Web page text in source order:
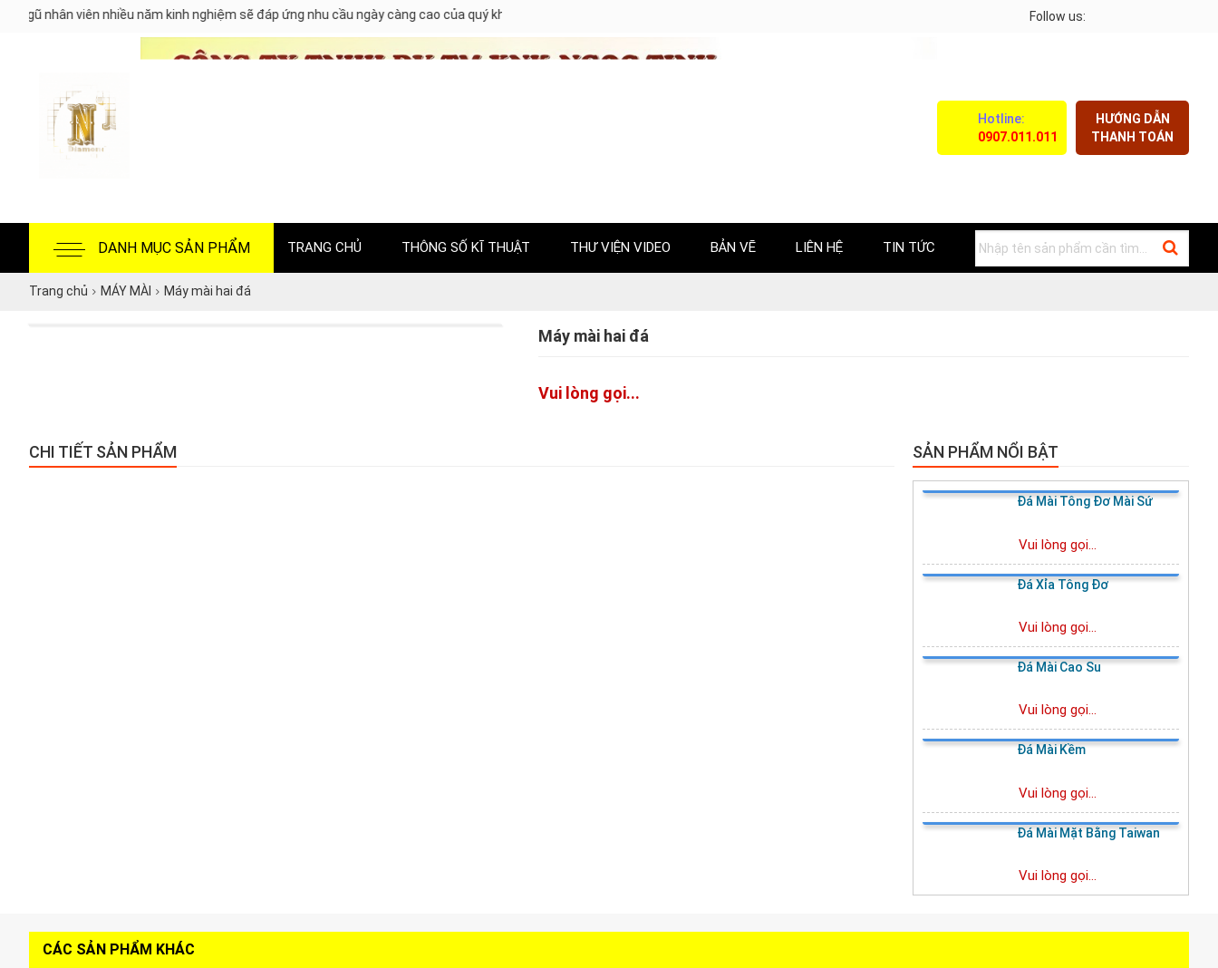
nhân viên nhiều năm kinh nghiệm sẽ đáp ứng nhu cầu ngày càng cao của quý khách. Phương châm của chúng tôi là: AN TOÀN - NHANH CHÓNG - THUẬN TIỆN - GIÁ CẢ CẠNH TRANHFollow us:
Hotline:
0907.011.011
HƯỚNG DẪN
THANH TOÁN
DANH MỤC SẢN PHẨM TRANG CHỦ THÔNG SỐ KĨ THUẬT THƯ VIỆN VIDEO BẢN VẼ LIÊN HỆ TIN TỨC
Trang chủ MÁY MÀI Máy mài hai đá
Máy mài hai đá
Vui lòng gọi...
CHI TIẾT SẢN PHẨM SẢN PHẨM NỔI BẬT
Đá Mài Tông Đơ Mài Sứ
Vui lòng gọi...
Đá Xỉa Tông Đơ
Vui lòng gọi...
Đá Mài Cao Su
Vui lòng gọi...
Đá Mài Kềm
Vui lòng gọi...
Đá Mài Mặt Bằng Taiwan
Vui lòng gọi...
CÁC SẢN PHẨM KHÁC